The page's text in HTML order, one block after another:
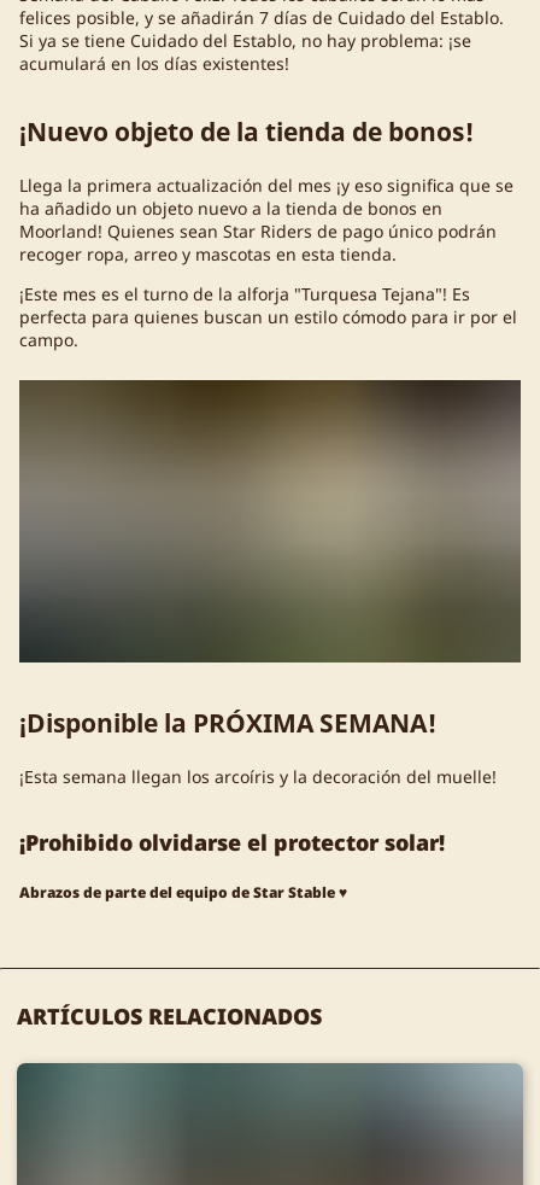
felices posible, y se añadirán 7 días de Cuidado del Establo.
Si ya se tiene Cuidado del Establo, no hay problema: ¡se
acumulará en los días existentes!
¡Nuevo objeto de la tienda de bonos!
Llega la primera actualización del mes ¡y eso significa que se
ha añadido un objeto nuevo a la tienda de bonos en
Moorland! Quienes sean Star Riders de pago único podrán
recoger ropa, arreo y mascotas en esta tienda.
¡Este mes es el turno de la alforja "Turquesa Tejana"! Es
perfecta para quienes buscan un estilo cómodo para ir por el
campo.
¡Disponible la PRÓXIMA SEMANA!
¡Esta semana llegan los arcoíris y la decoración del muelle!
¡Prohibido olvidarse el protector solar!
Abrazos de parte del equipo de Star Stable ♥
ARTÍCULOS RELACIONADOS